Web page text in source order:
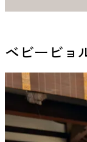
ベビービョ